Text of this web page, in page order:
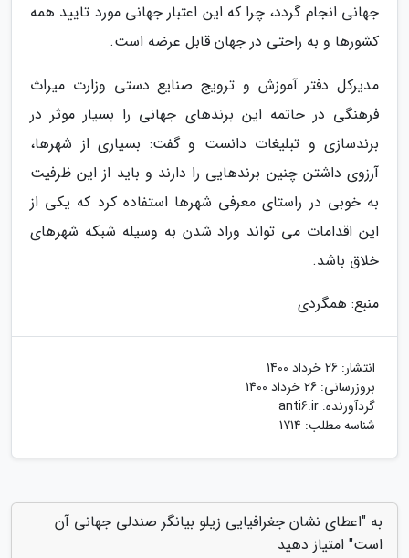
جهانی انجام گردد، چرا که این اعتبار جهانی مورد تایید همه
کشورها و به راحتی در جهان قابل عرضه است.
مدیرکل دفتر آموزش و ترویج صنایع دستی وزارت میراث
فرهنگی در خاتمه این برندهای جهانی را بسیار موثر در
برندسازی و تبلیغات دانست و گفت: بسیاری از شهرها،
آرزوی داشتن چنین برندهایی را دارند و باید از این ظرفیت
به خوبی در راستای معرفی شهرها استفاده کرد که یکی از
این اقدامات می تواند وراد شدن به وسیله شبکه شهرهای
خلاق باشد.
منبع: همگردی
انتشار: 26 خرداد 1400
بروزرسانی: 26 خرداد 1400
گردآورنده: anti6.ir
شناسه مطلب: 1714
به "اعطای نشان جغرافیایی زیلو بیانگر صندلی جهانی آن
است" امتیاز دهید